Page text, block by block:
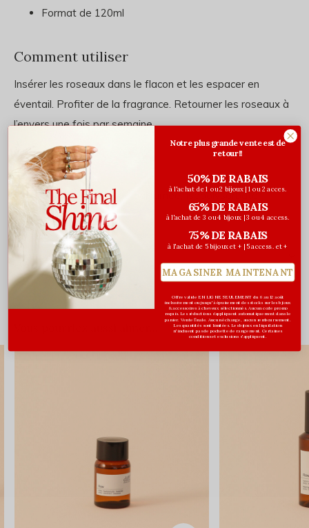
Format de 120ml
Comment utiliser
Insérer les roseaux dans le flacon et les espacer en
éventail. Profiter de la fragrance. Retourner les roseaux à
l’envers une fois par semaine.
Ingrédients
Dipropylène glycol, Huile parfumée, Isopolysorbate
Évaluations
0/ 5
Notre plus grande vente est de
retour!!
50% DE RABAIS
à l'achat de 1 ou 2 bijoux | 1 ou 2 acces.
65% DE RABAIS
à l'achat de 3 ou 4 bijoux | 3 ou 4 access.
75% DE RABAIS
à l'achat de 5 bijoux et + | 5 access. et +
MAGASINER MAINTENANT
Offre valide EN LIGNE SEULEMENT du 6 au 12 août
inclusivement ou jusqu'à épuisement des stocks sur les bijoux
& accessoires à cheveux sélectionnés. Aucun code promo
requis. Les réductions s’appliquent automatiquement dans le
panier. Vente finale. Aucun échange, aucun remboursement.
Les quantités sont limitées. Les bijoux en liquidation
n'incluent pas de pochette de rangement. Certaines
conditions et exclusions s'appliquent.